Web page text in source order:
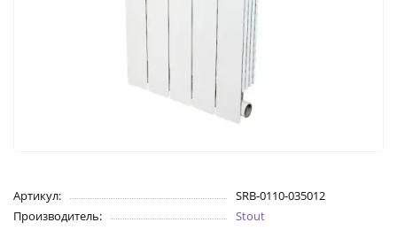
Артикул:
SRB-0110-035012
Производитель:
Stout